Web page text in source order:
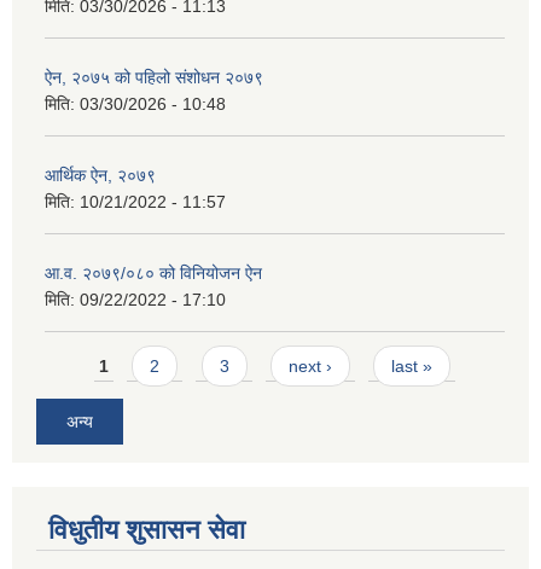
मिति: 03/30/2026 - 11:13
ऐन, २०७५ को पहिलो संशोधन २०७९
मिति: 03/30/2026 - 10:48
आर्थिक ऐन, २०७९
मिति: 10/21/2022 - 11:57
आ.व. २०७९/०८० को विनियोजन ऐन
मिति: 09/22/2022 - 17:10
Pages
1 2 3 next › last »
अन्य
विधुतीय शुसासन सेवा